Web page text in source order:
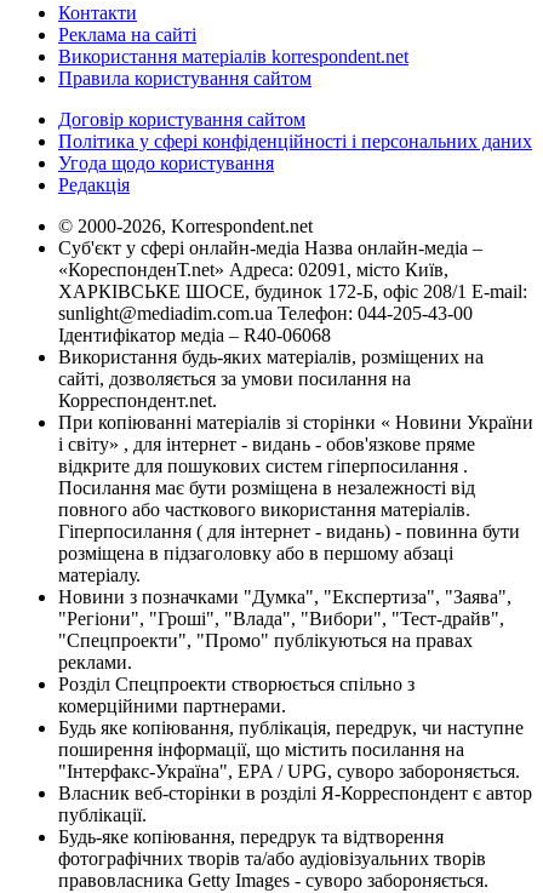
Контакти
Реклама на сайті
Використання матеріалів korrespondent.net
Правила користування сайтом
Договір користування сайтом
Політика у сфері конфіденційності і персональних даних
Угода щодо користування
Редакція
© 2000-2026, Korrespondent.net
Суб'єкт у сфері онлайн-медіа Назва онлайн-медіа –
«КореспонденТ.net» Адреса: 02091, місто Київ,
ХАРКІВСЬКЕ ШОСЕ, будинок 172-Б, офіс 208/1 E-mail:
sunlight@mediadim.com.ua Телефон: 044-205-43-00
Ідентифікатор медіа – R40-06068
Використання будь-яких матеріалів, розміщених на
сайті, дозволяється за умови посилання на
Корреспондент.net.
При копіюванні матеріалів зі сторінки « Новини України
і світу» , для інтернет - видань - обов'язкове пряме
відкрите для пошукових систем гіперпосилання .
Посилання має бути розміщена в незалежності від
повного або часткового використання матеріалів.
Гіперпосилання ( для інтернет - видань) - повинна бути
розміщена в підзаголовку або в першому абзаці
матеріалу.
Новини з позначками "Думка", "Експертиза", "Заява",
"Регіони", "Гроші", "Влада", "Вибори", "Тест-драйв",
"Спецпроекти", "Промо" публікуються на правах
реклами.
Розділ Спецпроекти створюється спільно з
комерційними партнерами.
Будь яке копіювання, публікація, передрук, чи наступне
поширення інформації, що містить посилання на
"Інтерфакс-Україна", EPA / UPG, суворо забороняється.
Власник веб-сторінки в розділі Я-Корреспондент є автор
публікації.
Будь-яке копіювання, передрук та відтворення
фотографічних творів та/або аудіовізуальних творів
правовласника Getty Images - суворо забороняється.